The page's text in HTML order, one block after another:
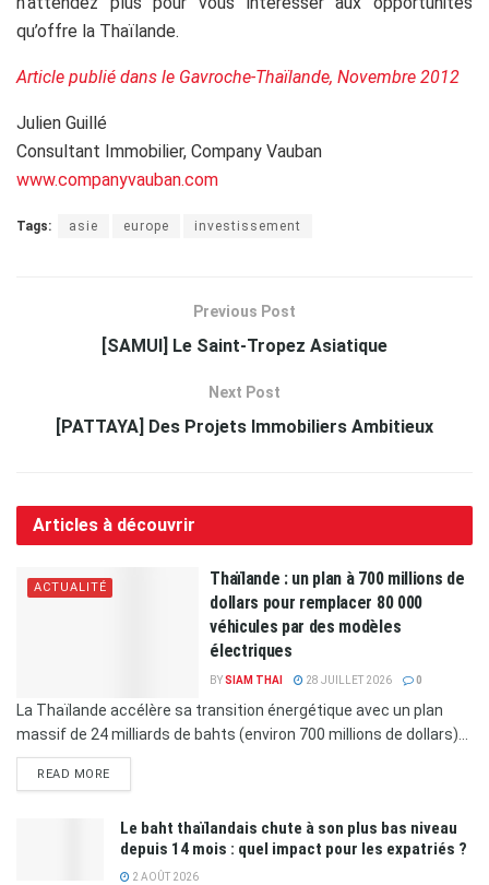
qu’offre la Thaïlande.
Article publié dans le Gavroche-Thaïlande, Novembre 2012
Julien Guillé
Consultant Immobilier, Company Vauban
www.companyvauban.com
Tags: asie europe investissement
Previous Post
[SAMUI] Le Saint-Tropez Asiatique
Next Post
[PATTAYA] Des Projets Immobiliers Ambitieux
Articles à découvrir
ACTUALITÉ
Thaïlande : un plan à 700 millions de
dollars pour remplacer 80 000
véhicules par des modèles
électriques
BYSIAM THAI 28 JUILLET 2026 0
La Thaïlande accélère sa transition énergétique avec un plan
massif de 24 milliards de bahts (environ 700 millions de dollars)...
READ MORE
Le baht thaïlandais chute à son plus bas niveau
depuis 14 mois : quel impact pour les expatriés ?
2 AOÛT 2026